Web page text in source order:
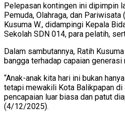
Pelepasan kontingen ini dipimpin
Pemuda, Olahraga, dan Pariwisata
Kusuma W., didampingi Kepala
Sekolah SDN 014, para pelatih,
Dalam sambutannya, Ratih
bangga terhadap capaian generasi
“Anak-anak kita hari ini bukan
tetapi mewakili Kota Balikpapan di
pencapaian luar biasa dan patut
(4/12/2025).